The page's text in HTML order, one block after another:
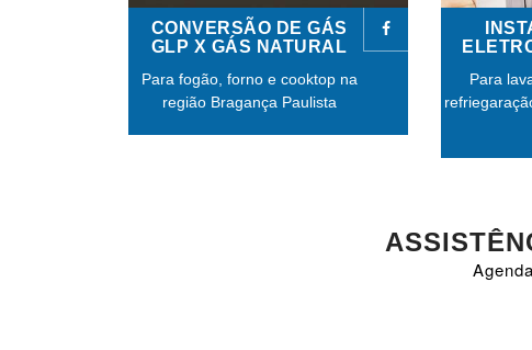
CONVERSÃO DE GÁS
GLP X GÁS NATURAL
Para fogão, forno e cooktop na
região Bragança Paulista
Para